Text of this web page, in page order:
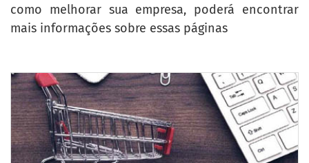
como melhorar sua empresa, poderá encontrar
mais informações sobre essas páginas